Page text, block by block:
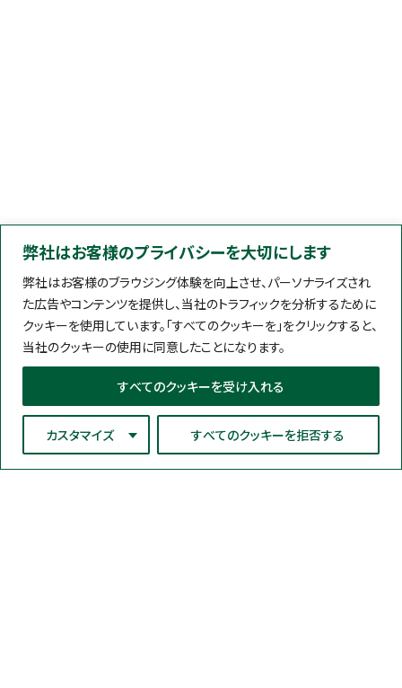
弊社はお客様のプライバシーを大切にします
弊社はお客様のブラウジング体験を向上させ、パーソナライズされ
た広告やコンテンツを提供し、当社のトラフィックを分析するために
クッキーを使用しています。「すべてのクッキーを」をクリックすると、
当社のクッキーの使用に同意したことになります。
カスタマイズ すべてのクッキーを拒否する
すべてのクッキーを受け入れる